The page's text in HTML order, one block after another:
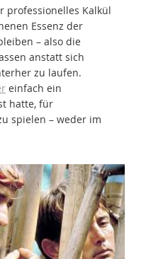
professionelles Kalkül
Essenz der
– also die
anstatt sich
zu laufen.
einfach ein
hatte, für
spielen – weder im